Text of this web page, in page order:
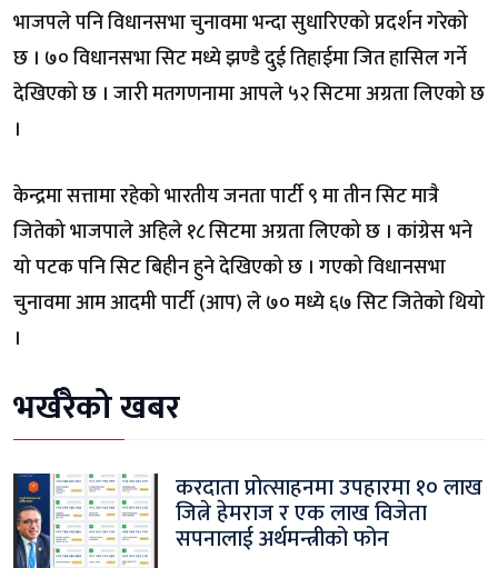
भाजपले पनि विधानसभा चुनावमा भन्दा सुधारिएको प्रदर्शन गरेको
छ । ७० विधानसभा सिट मध्ये झण्डै दुई तिहाईमा जित हासिल गर्ने
देखिएको छ । जारी मतगणनामा आपले ५२ सिटमा अग्रता लिएको छ
।
केन्द्रमा सत्तामा रहेको भारतीय जनता पार्टी ९ मा तीन सिट मात्रै
जितेको भाजपाले अहिले १८ सिटमा अग्रता लिएको छ । कांग्रेस भने
यो पटक पनि सिट बिहीन हुने देखिएको छ । गएको विधानसभा
चुनावमा आम आदमी पार्टी (आप) ले ७० मध्ये ६७ सिट जितेको थियो
।
भर्खरैको खबर
करदाता प्रोत्साहनमा उपहारमा १० लाख
जित्ने हेमराज र एक लाख विजेता
सपनालाई अर्थमन्त्रीको फोन